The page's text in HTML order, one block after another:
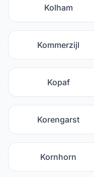
Kolham
Kommerzijl
Kopaf
Korengarst
Kornhorn